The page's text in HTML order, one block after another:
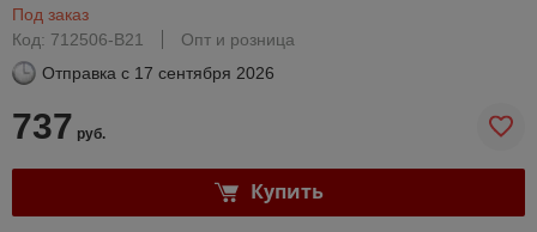
Под заказ
Код: 712506-B21
Опт и розница
Отправка с 17 сентября 2026
737 руб.
Купить